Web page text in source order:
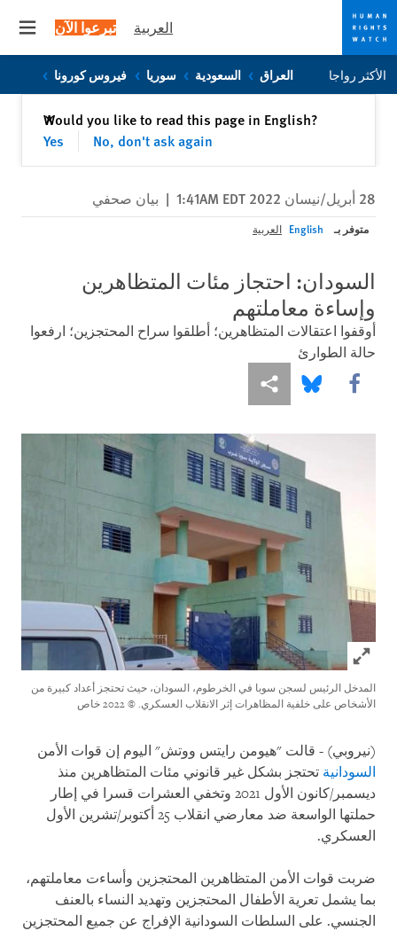
Skip
to
Skip
to
العربية تبرعوا الآن
الأكثر رواجا العراق السعودية سوريا فيروس كورونا
Would you like to read this page in English?
Yes
No, don't ask again
✕إغلاق
28 أبريل/نيسان 2022 1:41AM EDT | بيان صحفي
متوفر بـ English العربية
السودان: احتجاز مئات المتظاهرين
وإساءة معاملتهم
أوقفوا اعتقالات المتظاهرين؛ أطلقوا سراح المحتجزين؛ ارفعوا
حالة الطوارئ
Share this via Facebook
Share this via Bluesky
Share this via مشاركة
Click to expand Image
المدخل الرئيس لسجن سوبا في الخرطوم، السودان، حيث تحتجز أعداد كبيرة من
الأشخاص على خلفية المظاهرات إثر الانقلاب العسكري. © 2022 خاص
(نيروبي) - قالت "هيومن رايتس ووتش" اليوم إن قوات الأمن
السودانية تحتجز بشكل غير قانوني مئات المتظاهرين منذ
ديسمبر/كانون الأول 2021 وتخفي العشرات قسرا في إطار
حملتها الواسعة ضد معارضي انقلاب 25 أكتوبر/تشرين الأول
العسكري.
ضربت قوات الأمن المتظاهرين المحتجزين وأساءت معاملتهم،
بما يشمل تعرية الأطفال المحتجزين وتهديد النساء بالعنف
الجنسي. على السلطات السودانية الإفراج عن جميع المحتجزين